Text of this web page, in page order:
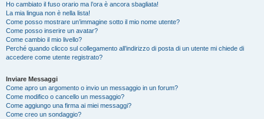
Ho cambiato il fuso orario ma l’ora è ancora sbagliata!
La mia lingua non è nella lista!
Come posso mostrare un’immagine sotto il mio nome utente?
Come posso inserire un avatar?
Come cambio il mio livello?
Perché quando clicco sul collegamento all’indirizzo di posta di un utente mi chiede di
accedere come utente registrato?
Inviare Messaggi
Come apro un argomento o invio un messaggio in un forum?
Come modifico o cancello un messaggio?
Come aggiungo una firma ai miei messaggi?
Come creo un sondaggio?